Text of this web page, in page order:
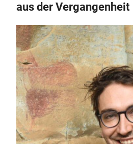
aus der Vergangenheit